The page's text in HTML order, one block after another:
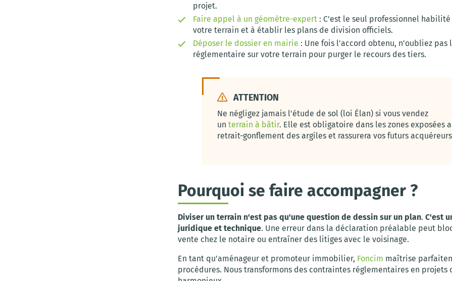
projet.
Faire appel à un géomètre-expert : C'est le seul professionnel
votre terrain et à établir les plans de division officiels.
Déposer le dossier en mairie : Une fois l'accord obtenu, n'oubliez pas
réglementaire sur votre terrain pour purger le recours des tiers.
ATTENTION
Ne négligez jamais l'étude de sol (loi Élan) si vous vendez
un terrain à bâtir. Elle est obligatoire dans les zones exposées
retrait-gonflement des argiles et rassurera vos futurs
Pourquoi se faire accompagner ?
Diviser un terrain n'est pas qu'une question de dessin sur un plan. C'est
juridique et technique. Une erreur dans la déclaration préalable peut
vente chez le notaire ou entraîner des litiges avec le voisinage.
En tant qu'aménageur et promoteur immobilier, Foncim maîtrise
procédures. Nous transformons des contraintes réglementaires en projets